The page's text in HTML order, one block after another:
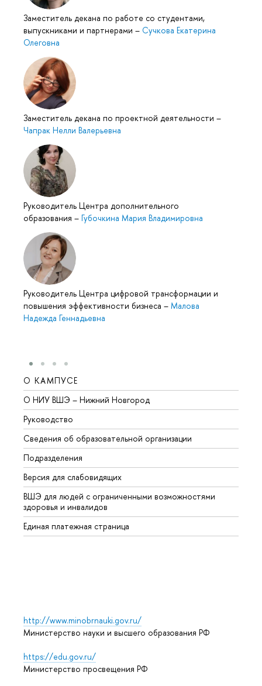
Заместитель декана по работе со студентами,
выпускниками и партнерами – Сучкова Екатерина
Олеговна
Заместитель декана по проектной деятельности –
Чапрак Нелли Валерьевна
Руководитель Центра дополнительного
образования – Губочкина Мария Владимировна
Руководитель Центра цифровой трансформации и
повышения эффективности бизнеса – Малова
Надежда Геннадьевна
О КАМПУСЕ
О НИУ ВШЭ – Нижний Новгород
Руководство
Сведения об образовательной организации
Подразделения
Версия для слабовидящих
ВШЭ для людей с ограниченными возможностями
здоровья и инвалидов
Единая платежная страница
http://www.minobrnauki.gov.ru/
Министерство науки и высшего образования РФ
https://edu.gov.ru/
Министерство просвещения РФ